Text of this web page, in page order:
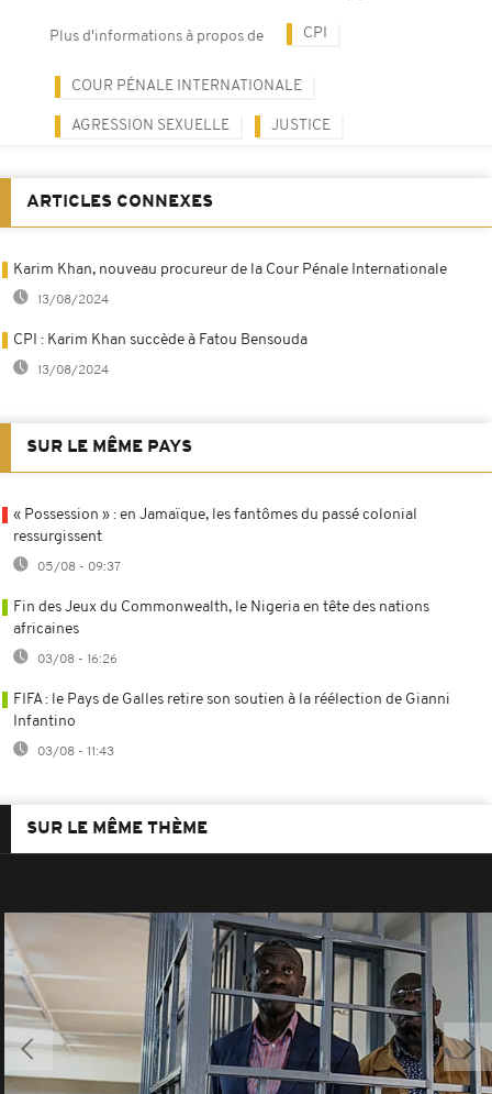
Plus d'informations à propos de CPI
COUR PÉNALE INTERNATIONALE
AGRESSION SEXUELLE JUSTICE
ARTICLES CONNEXES
Karim Khan, nouveau procureur de la Cour Pénale Internationale
13/08/2024
CPI : Karim Khan succède à Fatou Bensouda
13/08/2024
SUR LE MÊME PAYS
« Possession » : en Jamaïque, les fantômes du passé colonial
ressurgissent
05/08 - 09:37
Fin des Jeux du Commonwealth, le Nigeria en tête des nations
africaines
03/08 - 16:26
FIFA : le Pays de Galles retire son soutien à la réélection de Gianni
Infantino
03/08 - 11:43
SUR LE MÊME THÈME